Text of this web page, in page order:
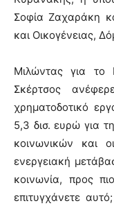
Σοφία Ζαχαράκη
και Οικογένειας,
Μιλώντας για το
Σκέρτσος
χρηματοδοτικό
5,3 δισ. ευρώ για
κοινωνικών και
ενεργειακή
κοινωνία, προς
επιτυγχάνετε